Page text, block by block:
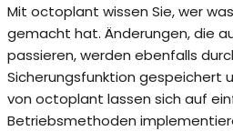
Mit octoplant wissen Sie, wer
gemacht hat. Änderungen, die
passieren, werden ebenfalls
Sicherungsfunktion gespeichert
von octoplant lassen sich auf
Betriebsmethoden